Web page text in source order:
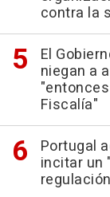
contra la
El
niegan a
Fiscalía"
Portugal
incitar un